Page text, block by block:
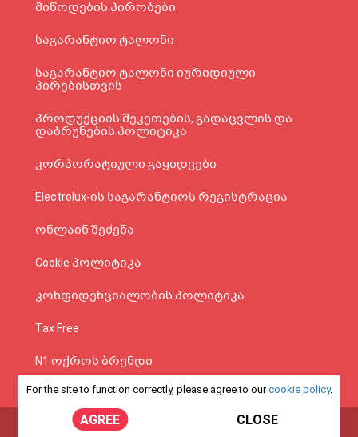
მიწოდების პირობები
საგარანტიო ტალონი
საგარანტიო ტალონი იურიდიული
პირებისთვის
პროდუქციის შეკეთების, გადაცვლის და
დაბრუნების პოლიტიკა
კორპორატიული გაყიდვები
Electrolux-ის საგარანტიოს რეგისტრაცია
ონლაინ შეძენა
Cookie პოლიტიკა
კონფიდენციალობის პოლიტიკა
Tax Free
N1 ოქროს ბრენდი
For the site to function correctly, please agree to ourcookie policy.
AGREE CLOSE